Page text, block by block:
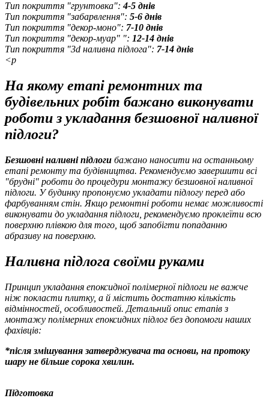
Тип покриття "грунтовка":4-5 днів
Тип покриття "забарвлення": 5-6 днів
Тип покриття "декор-моно": 7-10 днів
Тип покриття "декор-муар" ": 12-14 днів
Тип покриття "3d наливна підлога": 7-14 днів
<p
На якому етапі ремонтних та
будівельних робіт бажано виконувати
роботи з укладання безшовної наливної
підлоги?
Безшовні наливні підлоги бажано наносити на останньому
етапі ремонту та будівництва. Рекомендуємо завершити всі
"брудні" роботи до процедури монтажу безшовної наливної
підлоги. У будинку пропонуємо укладати підлогу перед або
фарбуванням стін. Якщо ремонтні роботи немає можливості
виконувати до укладання підлоги, рекомендуємо проклеїти всю
поверхню плівкою для того, щоб запобігти попаданню
абразиву на поверхню.
Наливна підлога своїми руками
Принцип укладання епоксидної полімерної підлоги не важче
ніж покласти плитку, а й містить достатню кількість
відмінностей, особливостей. Детальний опис етапів з
монтажу полімерних епоксидних підлог без допомоги наших
фахівців:
*після змішування затверджувача та основи, на протоку
шару не більше сорока хвилин.
Підготовка